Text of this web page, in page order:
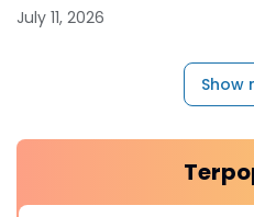
July 11, 2026
Show